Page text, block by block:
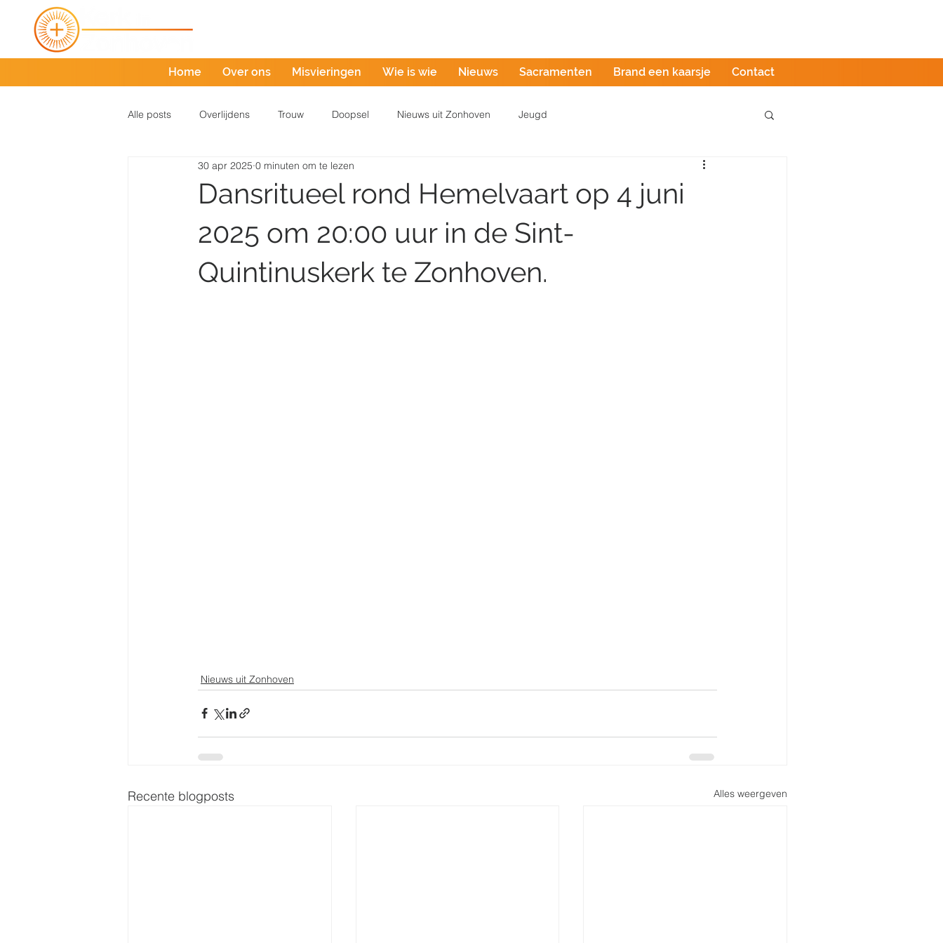
Home Over ons Misvieringen Wie is wie Nieuws Sacramenten Brand een kaarsje Contact
Alle posts Overlijdens Trouw Doopsel Nieuws uit Zonhoven Jeugd
Dansritueel rond Hemelvaart op 4 juni
2025 om 20:00 uur in de Sint-
Quintinuskerk te Zonhoven.
30 apr 2025 0 minuten om te lezen
Nieuws uit Zonhoven
Recente blogposts Alles weergeven